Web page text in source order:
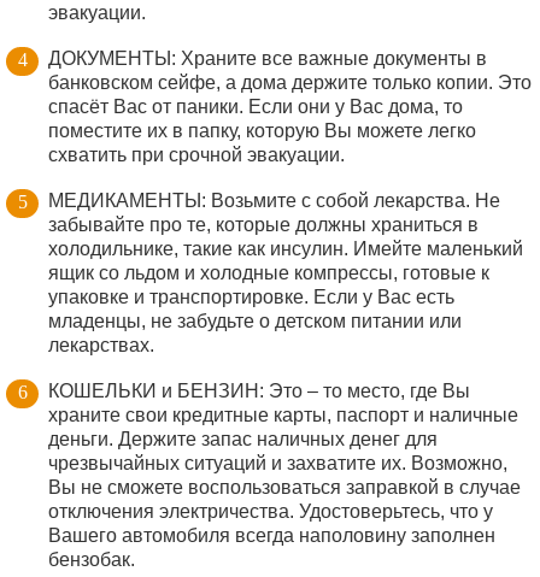
эвакуации.
ДОКУМЕНТЫ: Храните все важные документы в
банковском сейфе, а дома держите только копии. Это
спасёт Вас от паники. Если они у Вас дома, то
поместите их в папку, которую Вы можете легко
схватить при срочной эвакуации.
МЕДИКАМЕНТЫ: Возьмите с собой лекарства. Не
забывайте про те, которые должны храниться в
холодильнике, такие как инсулин. Имейте маленький
ящик со льдом и холодные компрессы, готовые к
упаковке и транспортировке. Если у Вас есть
младенцы, не забудьте о детском питании или
лекарствах.
КОШЕЛЬКИ и БЕНЗИН: Это – то место, где Вы
храните свои кредитные карты, паспорт и наличные
деньги. Держите запас наличных денег для
чрезвычайных ситуаций и захватите их. Возможно,
Вы не сможете воспользоваться заправкой в случае
отключения электричества. Удостоверьтесь, что у
Вашего автомобиля всегда наполовину заполнен
бензобак.